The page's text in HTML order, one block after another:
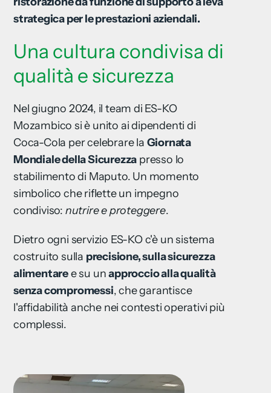
strategica per le prestazioni aziendali.
Una cultura condivisa di
qualità e sicurezza
Nel giugno 2024, il team di ES-KO
Mozambico si è unito ai dipendenti di
Coca-Cola per celebrare la Giornata
Mondiale della Sicurezza presso lo
stabilimento di Maputo. Un momento
simbolico che riflette un impegno
condiviso: nutrire e proteggere.
Dietro ogni servizio ES-KO c'è un sistema
costruito sulla precisione, sulla sicurezza
alimentaree su unapproccio alla qualità
senza compromessi, che garantisce
l'affidabilità anche nei contesti operativi più
complessi.